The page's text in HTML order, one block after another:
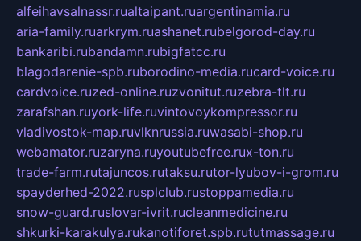
alfeihavsalnassr.rualtaipant.ruargentinamia.ru
aria-family.ruarkrym.ruashanet.rubelgorod-day.ru
bankaribi.rubandamn.rubigfatcc.ru
blagodarenie-spb.ruborodino-media.rucard-voice.ru
cardvoice.ruzed-online.ruzvonitut.ruzebra-tlt.ru
zarafshan.ruyork-life.ruvintovoykompressor.ru
vladivostok-map.ruvlknrussia.ruwasabi-shop.ru
webamator.ruzaryna.ruyoutubefree.rux-ton.ru
trade-farm.rutajuncos.rutaksu.rutor-lyubov-i-grom.ru
spayderhed-2022.rusplclub.rustoppamedia.ru
snow-guard.ruslovar-ivrit.rucleanmedicine.ru
shkurki-karakulya.rukanotiforet.spb.rututmassage.ru